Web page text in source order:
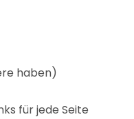
haben)
für jede Seite